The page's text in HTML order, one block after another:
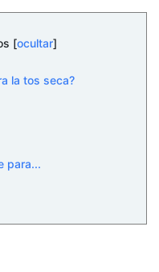
[ocultar]
la tos seca?
para...